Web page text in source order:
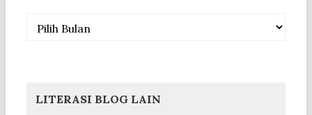
Arsip
LITERASI BLOG LAIN